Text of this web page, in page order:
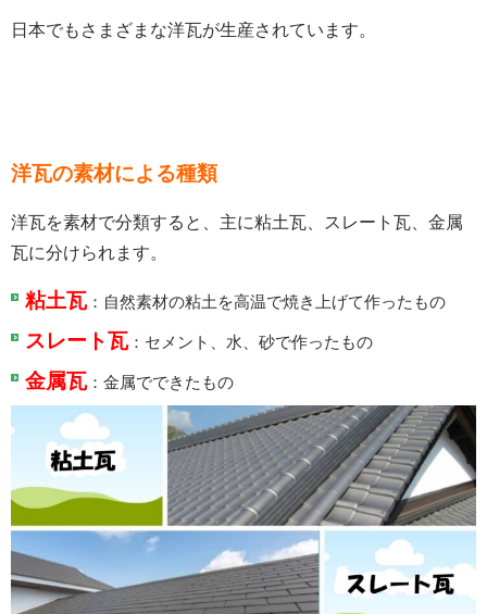
日本でもさまざまな洋瓦が生産されています。
洋瓦の素材による種類
洋瓦を素材で分類すると、主に粘土瓦、スレート瓦、金属
瓦に分けられます。
粘土瓦：自然素材の粘土を高温で焼き上げて作ったもの
スレート瓦：セメント、水、砂で作ったもの
金属瓦：金属でできたもの